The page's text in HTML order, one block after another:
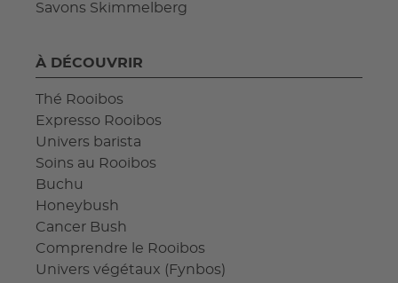
Savons Skimmelberg
À DÉCOUVRIR
Thé Rooibos
Expresso Rooibos
Univers barista
Soins au Rooibos
Buchu
Honeybush
Cancer Bush
Comprendre le Rooibos
Univers végétaux (Fynbos)